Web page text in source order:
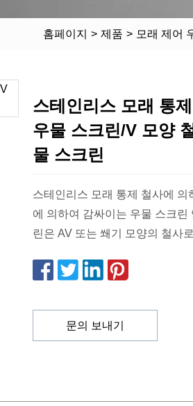
홈페이지 > 제품 > 모래 제어
스테인리스 모래 통
우물 스크린/V 모양
물 스크린
스테인리스 모래 통제 철사에
에 의하여 감싸이는 우물 스크
린은 AV 또는 쐐기 모양의 철사
문의 보내기